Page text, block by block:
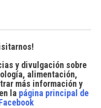
y divulgación sobre
alimentación,
más información y
la página principal de